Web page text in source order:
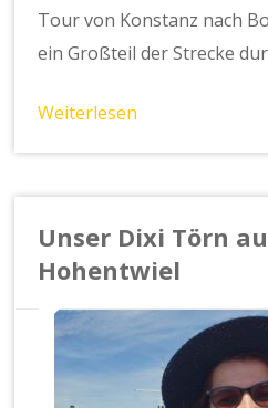
Tour von Konstanz nach
ein Großteil der Strecke
Weiterlesen
Unser Dixi Törn
Hohentwiel